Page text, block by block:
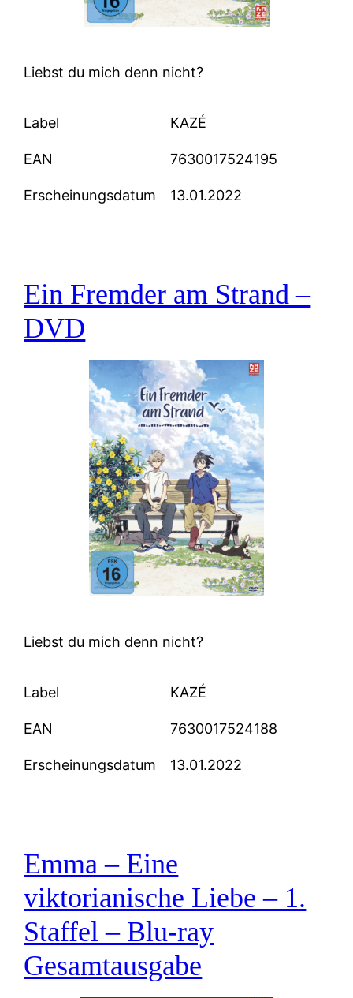
Liebst du mich denn nicht?
Label KAZÉ
EAN 7630017524195
Erscheinungsdatum 13.01.2022
Ein Fremder am Strand –
DVD
Liebst du mich denn nicht?
Label KAZÉ
EAN 7630017524188
Erscheinungsdatum 13.01.2022
Emma – Eine
viktorianische Liebe – 1.
Staffel – Blu-ray
Gesamtausgabe